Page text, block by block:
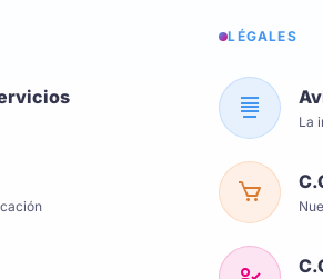
LÉGALES
La